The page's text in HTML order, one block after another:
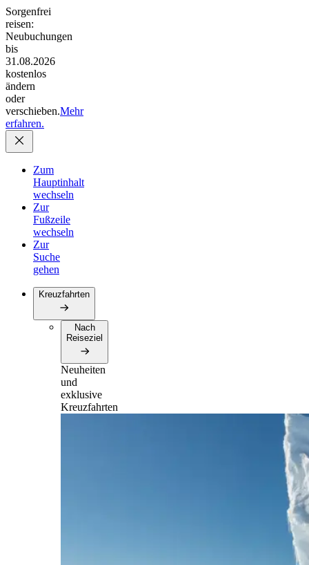
Sorgenfrei
reisen:
Neubuchungen
bis
31.08.2026
kostenlos
ändern
oder
verschieben.Mehr
erfahren.
Zum
Hauptinhalt
wechseln
Zur
Fußzeile
wechseln
Zur
Suche
gehen
Kreuzfahrten
Nach
Reiseziel
Neuheiten
und
exklusive
Kreuzfahrten